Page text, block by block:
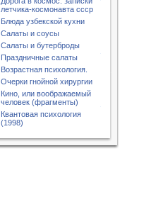
летчика-космонавта ссср
Блюда узбекской кухни
Салаты и соусы
Салаты и бутерброды
Праздничные салаты
Возрастная психология.
Очерки гнойной хирургии
Кино, или воображаемый
человек (фрагменты)
Квантовая психология
(1998)